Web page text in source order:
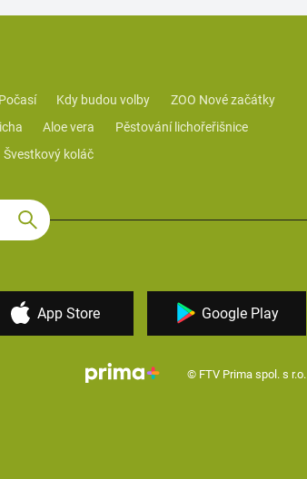
Počasí Kdy budou volby
ZOO Nové začátky
Aloe vera
Pěstování lichořeřišnice
Švestkový koláč
App Store Google Play
© FTV Prima spol. s r.o.